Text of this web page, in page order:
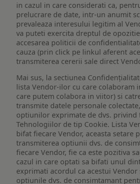
in cazul in care considerati ca,
prelucrare de date, intr-un anumit
prevaleaza interesului legitim al
va puteti exercita dreptul de
accesarea politicii de
cauza (prin click pe linkul aferent
transmiterea cererii sale direct
Mai sus, la sectiunea
lista Vendor-ilor cu care colaboram
care putem colabora in viitor) si
transmite datele personale
optiunilor exprimate de dvs. privind
Tehnologiilor de tip Cookie. Lista
bifat fiecare Vendor, aceasta setare
transmiterea optiunii dvs. de
fiecare Vendor, fie ca este pozitiva
cazul in care optati sa bifati unul
exprimati acordul ca acestui
optiunile dvs. de consimtamant